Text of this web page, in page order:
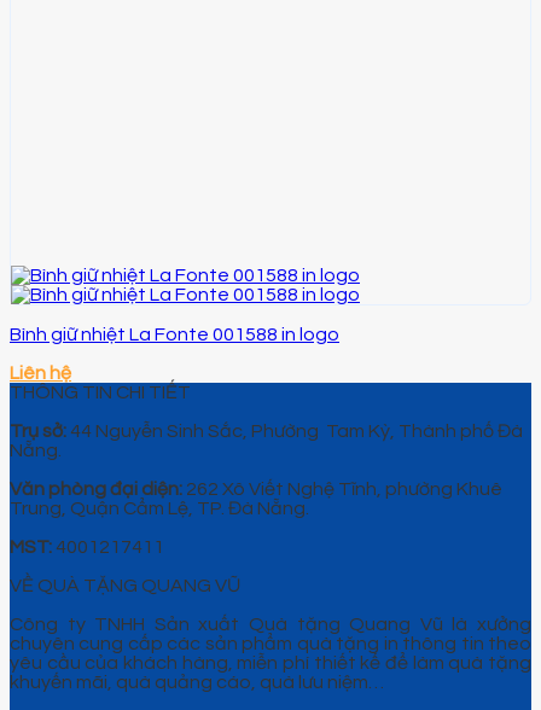
Bình giữ nhiệt La Fonte 001588 in logo
Liên hệ
THÔNG TIN CHI TIẾT
Trụ sở: 44 Nguyễn Sinh Sắc, Phường Tam Kỳ, Thành phố Đà
Nẵng.
Văn phòng đại diện: 262 Xô Viết Nghệ Tĩnh, phường Khuê
Trung, Quận Cẩm Lệ, TP. Đà Nẵng.
MST: 4001217411
VỀ QUÀ TẶNG QUANG VŨ
Công ty TNHH Sản xuất Quà tặng Quang Vũ là xưởng
chuyên cung cấp các sản phẩm quà tặng in thông tin theo
yêu cầu của khách hàng, miễn phí thiết kế để làm quà tặng
khuyến mãi, quà quảng cáo, quà lưu niệm…